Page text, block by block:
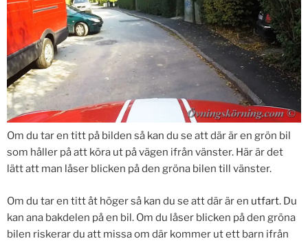
Om du tar en titt på bilden så kan du se att där är en grön bil
som håller på att köra ut på vägen ifrån vänster. Här är det
lätt att man låser blicken på den gröna bilen till vänster.
Om du tar en titt åt höger så kan du se att där är en utfart. Du
kan ana bakdelen på en bil. Om du låser blicken på den gröna
bilen riskerar du att missa om där kommer ut ett barn ifrån